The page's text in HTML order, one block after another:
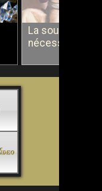
La soumission
nécessité du